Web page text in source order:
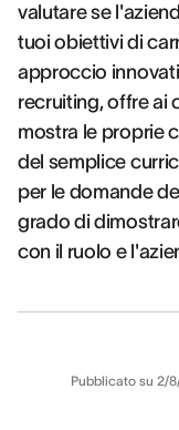
valutare se
tuoi obiettivi di
approccio
recruiting, offre ai
mostra le proprie
del semplice
per le domande
grado di
con il ruolo e
Pubblicato su 2/